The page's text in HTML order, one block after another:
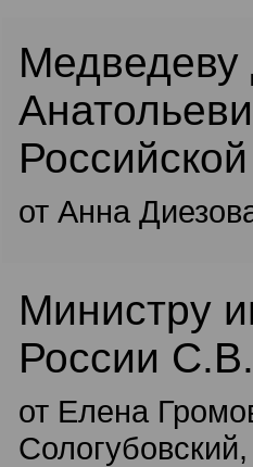
от Анна
Министру
России
от Елена